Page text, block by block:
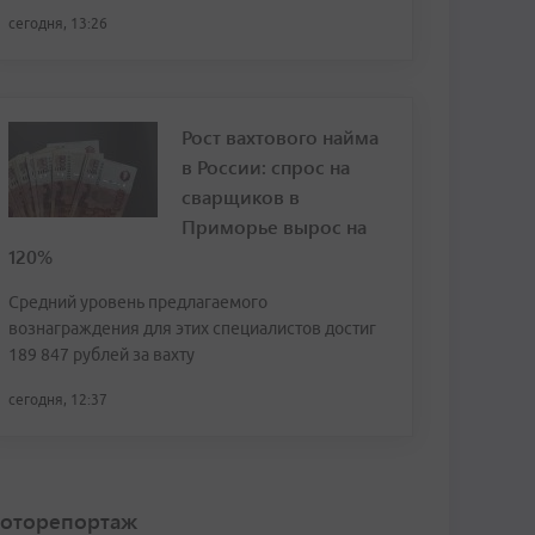
сегодня, 13:26
Рост вахтового найма
в России: спрос на
сварщиков в
Приморье вырос на
120%
Средний уровень предлагаемого
вознаграждения для этих специалистов достиг
189 847 рублей за вахту
сегодня, 12:37